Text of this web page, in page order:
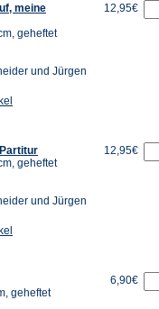
meine
geheftet
und Jürgen
12,95€
geheftet
und Jürgen
12,95€
geheftet
6,90€